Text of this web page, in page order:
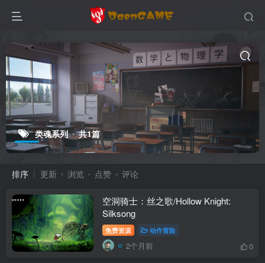
类魂系列 共1篇
排序 更新 浏览 点赞 评论
空洞骑士：丝之歌/Hollow Knight:
Silksong
免费资源 动作冒险
2个月前 0